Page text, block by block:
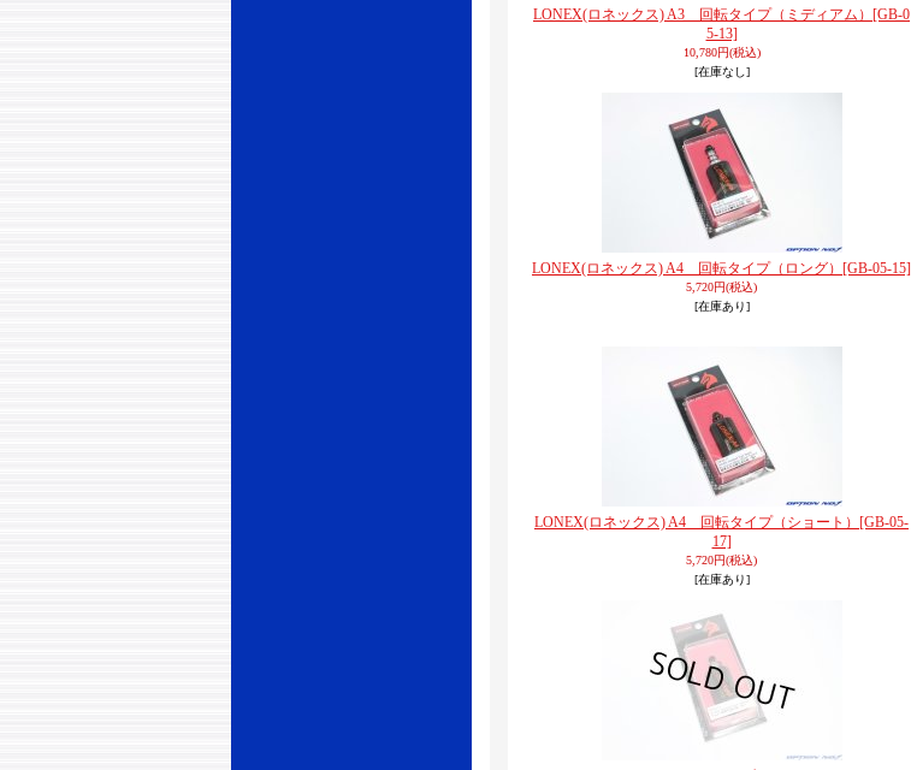
LONEX(ロネックス) A3 回転タイプ（ミディアム） [GB-0
5-13]
10,780円(税込)
[在庫なし]
LONEX(ロネックス) A4 回転タイプ（ロング） [GB-05-15]
5,720円(税込)
[在庫あり]
LONEX(ロネックス) A4 回転タイプ（ショート） [GB-05-
17]
5,720円(税込)
[在庫あり]